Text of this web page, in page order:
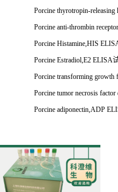
Porcine thyrotropin-
Porcine anti-thrombin
Porcine Histamine,HIS
Porcine Estradiol,E2 ELISA
Porcine transforming growth
Porcine tumor necrosis factor
Porcine adiponectin,ADP